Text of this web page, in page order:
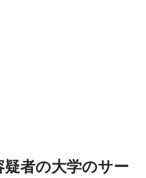
者の大学のサー